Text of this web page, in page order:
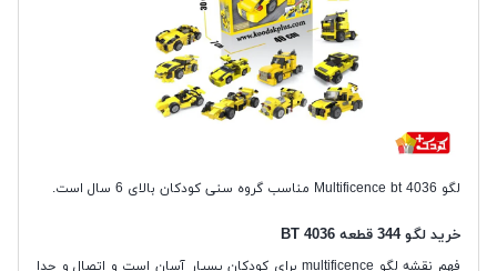
لگو Multificence bt 4036 مناسب گروه سنی کودکان بالای 6 سال است.
خرید لگو 344 قطعه BT 4036
فهم نقشه لگو multificence برای کودکان بسیار آسان است و اتصال و جدا